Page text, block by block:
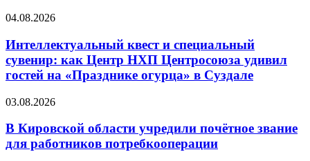
04.08.2026
Интеллектуальный квест и специальный
сувенир: как Центр НХП Центросоюза удивил
гостей на «Празднике огурца» в Суздале
03.08.2026
В Кировской области учредили почётное звание
для работников потребкооперации